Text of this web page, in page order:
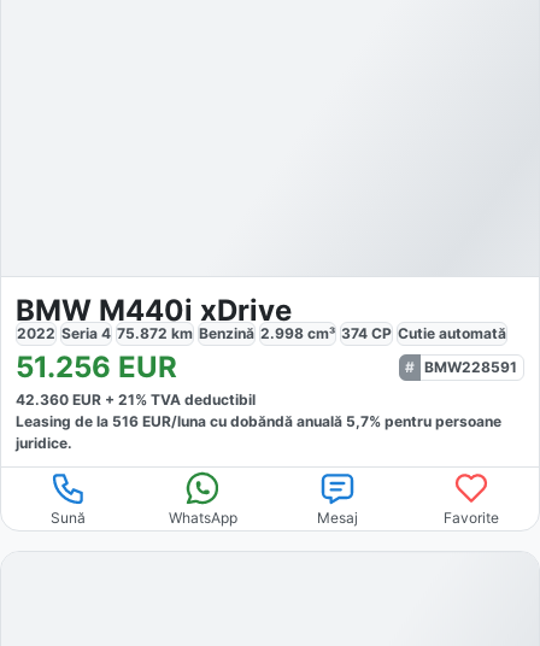
BMW M440i xDrive
2022 Seria 4 75.872 km Benzină 2.998 cm³ 374 CP Cutie automată
51.256 EUR
BMW228591
42.360 EUR + 21% TVA deductibil
Leasing de la 516 EUR/luna cu dobăndă anuală 5,7% pentru persoane
juridice.
Sună WhatsApp Mesaj Favorite